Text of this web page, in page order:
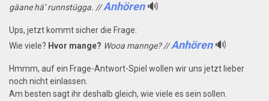
gäane hä’ runnstügga. //Anhören🔊
Ups, jetzt kommt sicher die Frage:
Wie viele? Hvor mange? Wooa mannge? //Anhören🔊
Hmmm, auf ein Frage-Antwort-Spiel wollen wir uns jetzt lieber
noch nicht einlassen.
Am besten sagt ihr deshalb gleich, wie viele es sein sollen.